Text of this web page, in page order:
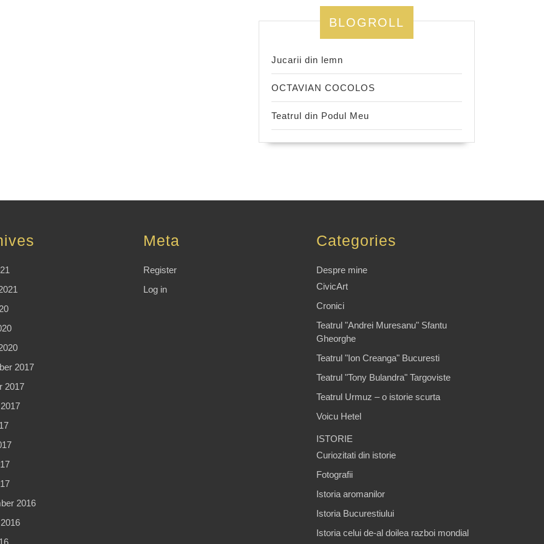
BLOGROLL
Jucarii din lemn
OCTAVIAN COCOLOS
Teatrul din Podul Meu
2017
2017
2016
Meta
Register
Log in
Categories
Despre mine
CivicArt
Cronici
Teatrul "Andrei Muresanu" Sfantu
Gheorghe
Teatrul "Ion Creanga" Bucuresti
Teatrul "Tony Bulandra" Targoviste
Teatrul Urmuz – o istorie scurta
Voicu Hetel
ISTORIE
Curiozitati din istorie
Fotografii
Istoria aromanilor
Istoria Bucurestiului
Istoria celui de-al doilea razboi mondial